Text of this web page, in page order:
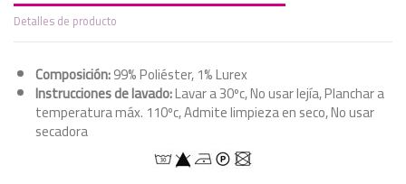
Detalles de producto
Composición:99% Poliéster, 1% Lurex
Instrucciones de lavado:Lavar a 30ºc, No usar lejía, Planchar a
temperatura máx. 110ºc, Admite limpieza en seco, No usar
secadora